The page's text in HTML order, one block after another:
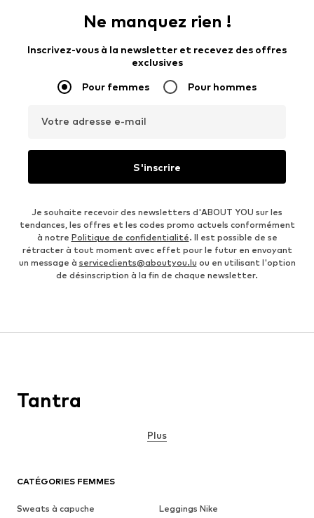
Ne manquez rien !
Inscrivez-vous à la newsletter et recevez des offres
exclusives
Pour femmes Pour hommes
Votre adresse e-mail
S'inscrire
Je souhaite recevoir des newsletters d'ABOUT YOU sur les
tendances, les offres et les codes promo actuels conformément
à notre Politique de confidentialité. Il est possible de se
rétracter à tout moment avec effet pour le futur en envoyant
un message à serviceclients@aboutyou.lu ou en utilisant l'option
de désinscription à la fin de chaque newsletter.
CATÉGORIES FEMMES
Sweats à capuche
Leggings Nike
Tantra
Plus